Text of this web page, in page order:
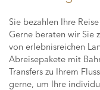
Sie bezahlen Ihre
Gerne beraten wir Sie
von erlebnisreichen
Abreisepakete mit
Transfers zu Ihrem
gerne, um Ihre